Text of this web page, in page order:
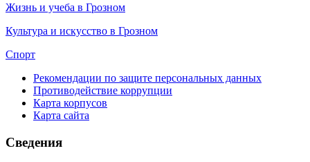
Жизнь и учеба в Грозном
Культура и искусство в Грозном
Спорт
Рекомендации по защите персональных данных
Противодействие коррупции
Карта корпусов
Карта сайта
Сведения